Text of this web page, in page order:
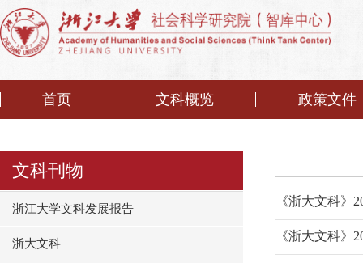
首页 文科概览 政策文件
文科刊物
浙江大学文科发展报告
浙大文科
《浙大文科》
《浙大文科》